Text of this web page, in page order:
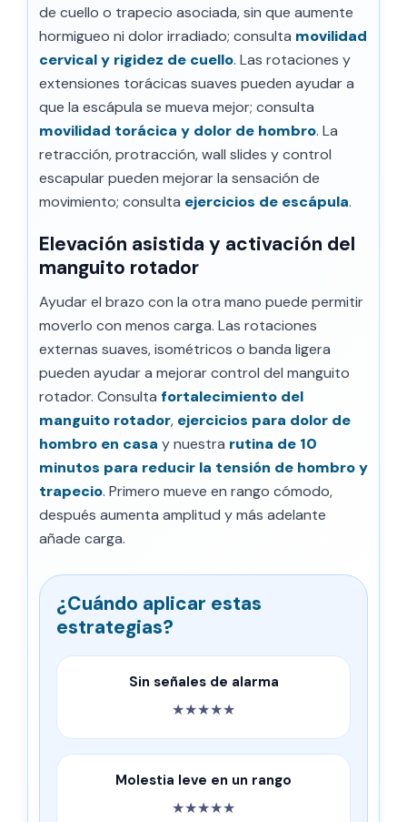
de cuello o trapecio asociada, sin que aumente
hormigueo ni dolor irradiado; consulta movilidad
cervical y rigidez de cuello. Las rotaciones y
extensiones torácicas suaves pueden ayudar a
que la escápula se mueva mejor; consulta
movilidad torácica y dolor de hombro. La
retracción, protracción, wall slides y control
escapular pueden mejorar la sensación de
movimiento; consulta ejercicios de escápula.
Elevación asistida y activación del
manguito rotador
Ayudar el brazo con la otra mano puede permitir
moverlo con menos carga. Las rotaciones
externas suaves, isométricos o banda ligera
pueden ayudar a mejorar control del manguito
rotador. Consulta fortalecimiento del
manguito rotador, ejercicios para dolor de
hombro en casa y nuestra rutina de 10
minutos para reducir la tensión de hombro y
trapecio. Primero mueve en rango cómodo,
después aumenta amplitud y más adelante
añade carga.
¿Cuándo aplicar estas
estrategias?
Sin señales de alarma
★★★★★
Molestia leve en un rango
★★★★★